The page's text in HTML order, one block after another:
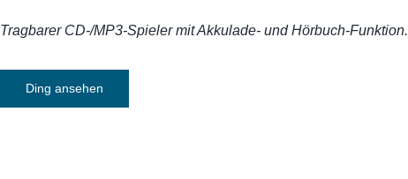
Tragbarer CD-/MP3-Spieler mit Akkulade- und Hörbuch-Funktion.
Ding ansehen